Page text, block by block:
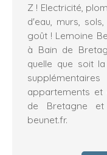
Z ! Electricité,
d'eau, murs,
goût ! Lemoine
à Bain de
quelle que soit
appartements et
de Bretagne et
beunet.fr.